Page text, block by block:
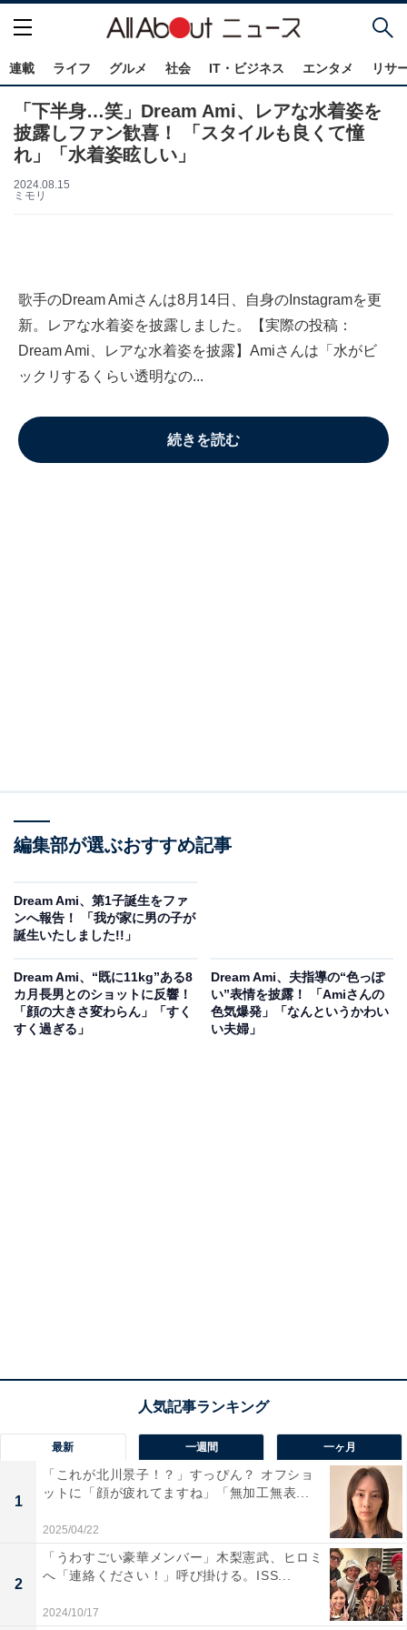
連載 ライフ グルメ 社会 IT・ビジネス エンタメ リサ
「下半身…笑」Dream Ami、レアな水着姿を
披露しファン歓喜！ 「スタイルも良くて憧
れ」「水着姿眩しい」
2024.08.15
ミモリ
歌手のDream Amiさんは8月14日、自身のInstagramを更
新。レアな水着姿を披露しました。【実際の投稿：
Dream Ami、レアな水着姿を披露】Amiさんは「水がビ
ックリするくらい透明なの...
続きを読む
編集部が選ぶおすすめ記事
Dream Ami、第1子誕生をファ
ンへ報告！ 「我が家に男の子が
誕生いたしました!!」
Dream Ami、“既に11kg”ある8
カ月長男とのショットに反響！
「顔の大きさ変わらん」「すく
すく過ぎる」
Dream Ami、夫指導の“色っぽ
い”表情を披露！ 「Amiさんの
色気爆発」「なんというかわい
い夫婦」
最新 一週間 一ヶ月
1
「これが北川景子！？」すっぴん？ オフショ
ットに「顔が疲れてますね」「無加工無表...
2025/04/22
2
「うわすごい豪華メンバー」木梨憲武、ヒロミ
へ「連絡ください！」呼び掛ける。ISS...
2024/10/17